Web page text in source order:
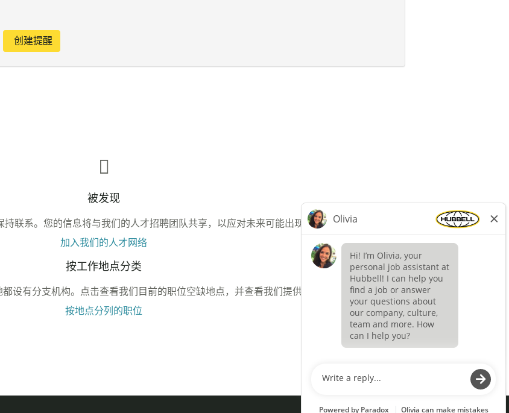
被发现
联系。您的信息将与我们的人才招聘团队共享，以应对未来可能出现的职位空缺。
加入我们的人才网络
按工作地点分类
设有分支机构。点击查看我们目前的职位空缺地点，并查看我们提供的职位。
按地点分列的职位
在 在